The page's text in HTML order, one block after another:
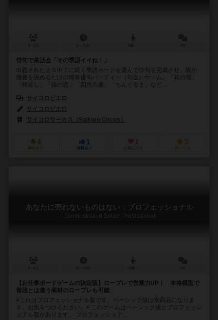
俳句で茶話会「その季語イイね！」
出題された上５中７に続く季語カードを選んで俳句を完成させ、親が
優勝を決めるだけの簡単俳句パーティー（句会）ゲーム。「花の雨」
「秋近し」「猫の恋」「四月馬鹿」「ちんぐるま」など...
サイコロピエロ
サイコロピエロ
サイコロサーカス（Saikoro Circus）
4
興味あり
1
経験あり
1
お気に入り
3
持ってる
あなたに売れないものはない：プロフェッショナル
Demonstration Seller: Professional
【お仕事ボードゲームの決定版】ロープレで営業力UP！ 本格模型で
普段とは違う商材のロープレも可能
※これはプロフェッショナル版です。ベーシック版は別商品になりま
す。お気をつけください。※ このゲームはベーシック版とプロフェッシ
ョナル版があります。 プロフェッショナ...